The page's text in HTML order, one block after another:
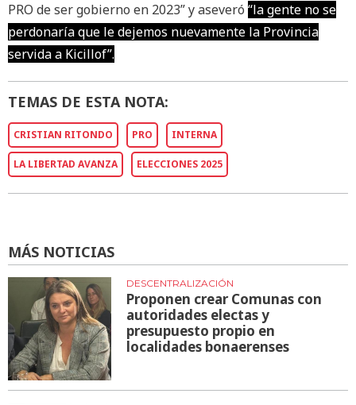
PRO de ser gobierno en 2023” y aseveró “la gente no se
perdonaría que le dejemos nuevamente la Provincia
servida a Kicillof”.
TEMAS DE ESTA NOTA:
CRISTIAN RITONDO PRO INTERNA
LA LIBERTAD AVANZA ELECCIONES 2025
MÁS NOTICIAS
DESCENTRALIZACIÓN
Proponen crear Comunas con
autoridades electas y
presupuesto propio en
localidades bonaerenses